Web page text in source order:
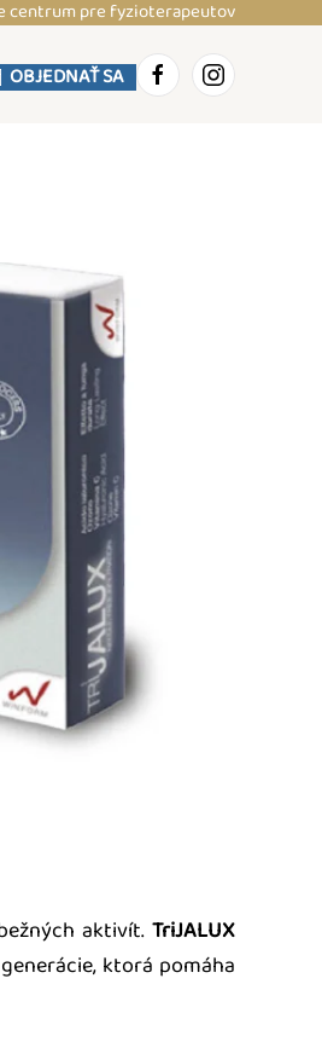
centrum pre fyzioterapeutov
OBJEDNAŤ SA
aktivít. TriJALUX
ktorá pomáha